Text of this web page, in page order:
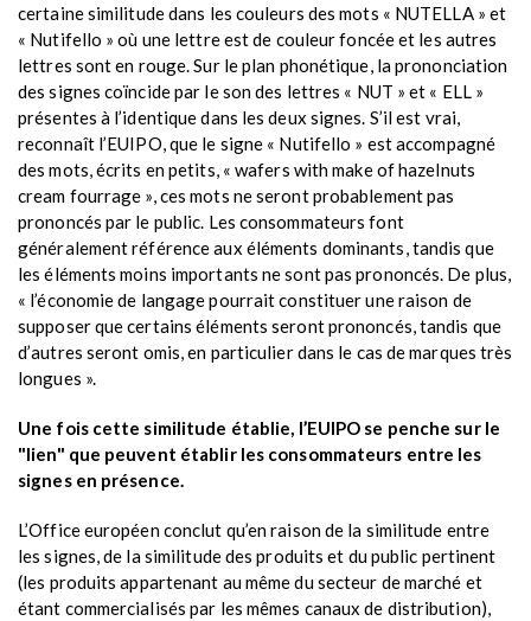
certaine similitude dans les couleurs des mots « NUTELLA » et
« Nutifello » où une lettre est de couleur foncée et les autres
lettres sont en rouge. Sur le plan phonétique, la prononciation
des signes coïncide par le son des lettres « NUT » et « ELL »
présentes à l’identique dans les deux signes. S’il est vrai,
reconnaît l’EUIPO, que le signe « Nutifello » est accompagné
des mots, écrits en petits, « wafers with make of hazelnuts
cream fourrage », ces mots ne seront probablement pas
prononcés par le public. Les consommateurs font
généralement référence aux éléments dominants, tandis que
les éléments moins importants ne sont pas prononcés. De plus,
« l’économie de langage pourrait constituer une raison de
supposer que certains éléments seront prononcés, tandis que
d’autres seront omis, en particulier dans le cas de marques très
longues ».
Une fois cette similitude établie, l’EUIPO se penche sur le
"lien" que peuvent établir les consommateurs entre les
signes en présence.
L’Office européen conclut qu’en raison de la similitude entre
les signes, de la similitude des produits et du public pertinent
(les produits appartenant au même du secteur de marché et
étant commercialisés par les mêmes canaux de distribution),